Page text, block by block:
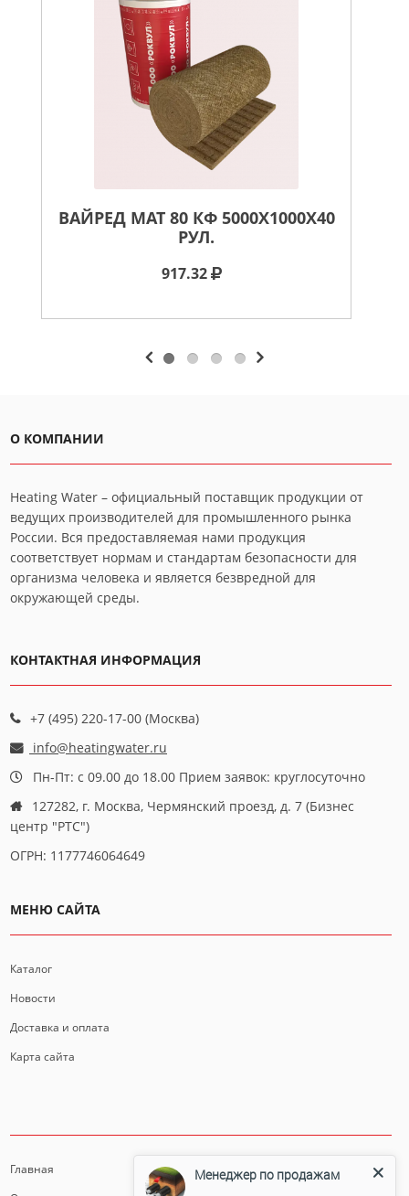
ВАЙРЕД МАТ 80 КФ 5000X1000X40
РУЛ.
917.32
О КОМПАНИИ
Heating Water – официальный поставщик продукции от
ведущих производителей для промышленного рынка
России. Вся предоставляемая нами продукция
соответствует нормам и стандартам безопасности для
организма человека и является безвредной для
окружающей среды.
КОНТАКТНАЯ ИНФОРМАЦИЯ
+7 (495) 220-17-00 (Москва)
info@heatingwater.ru
Пн-Пт: с 09.00 до 18.00 Прием заявок: круглосуточно
127282, г. Москва, Чермянский проезд, д. 7 (Бизнес
центр "РТС")
ОГРН: 1177746064649
МЕНЮ САЙТА
Каталог
Новости
Доставка и оплата
Карта сайта
Главная
Менеджер по продажам